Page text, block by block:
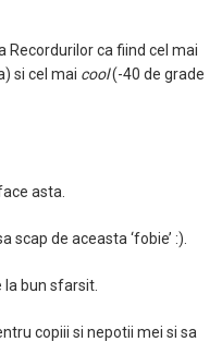
Recordurilor ca fiind cel mai
si cel mai cool(-40 de grade
asta.
scap de aceasta ‘fobie’ :).
la bun sfarsit.
copiii si nepotii mei si sa